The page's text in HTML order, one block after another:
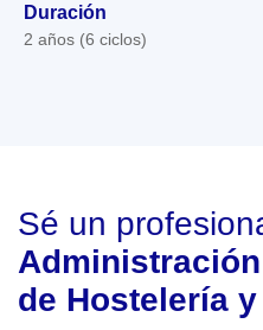
Duración
2 años (6 ciclos)
Sé un
de Hostelería